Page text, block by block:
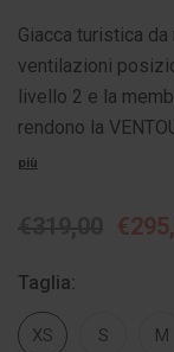
Giacca turistica
ventilazioni
livello 2 e la
rendono la
più
Taglia:
XS S M